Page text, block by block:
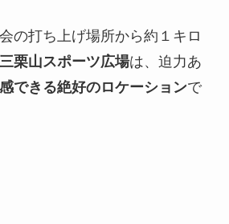
の打ち上げ場所から約１キロ
三栗山スポーツ広場は、迫力あ
できる絶好のロケーションで